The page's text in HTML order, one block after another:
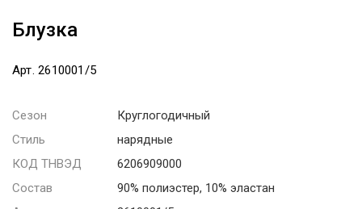
Блузка
Арт. 2610001/5
Сезон
Круглогодичный
Стиль
нарядные
КОД ТНВЭД
6206909000
Состав
90% полиэстер, 10% эластан